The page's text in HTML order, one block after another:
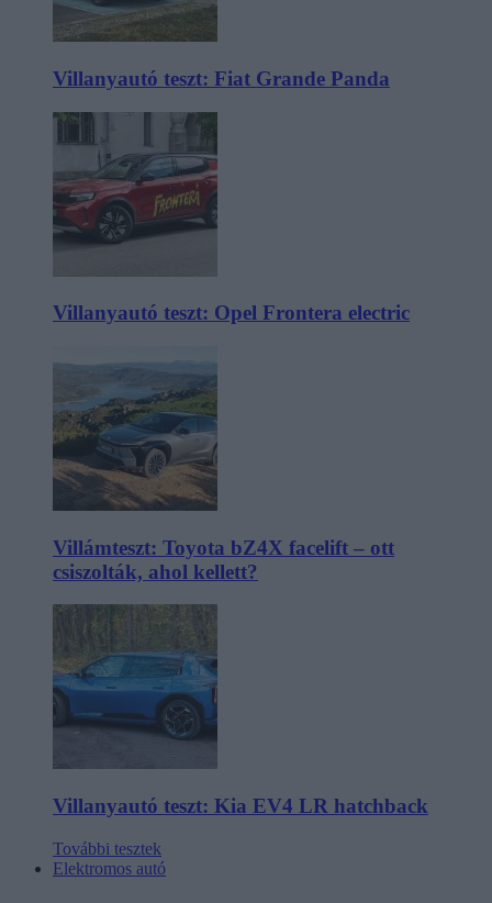
Villanyautó teszt: Fiat Grande Panda
Villanyautó teszt: Opel Frontera electric
Villámteszt: Toyota bZ4X facelift – ott
csiszolták, ahol kellett?
Villanyautó teszt: Kia EV4 LR hatchback
További tesztek
Elektromos autó